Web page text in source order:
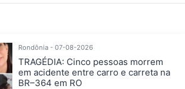
Rondônia - 07-08-2026
TRAGÉDIA: Cinco pessoas morrem
em acidente entre carro e carreta na
BR–364 em RO